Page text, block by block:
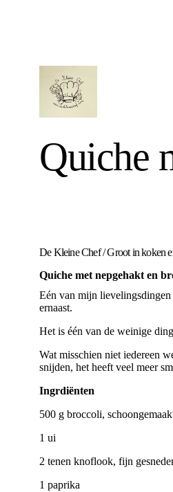
Quiche
De Kleine Chef/Groot in koken
Quiche met nepgehakt en
Eén van mijn lievelingsdingen
ernaast.
Het is één van de weinige
Wat misschien niet iedereen
snijden, het heeft veel meer
Ingrdiënten
500 g broccoli,
1 ui
2 tenen knoflook, fijn
1 paprika